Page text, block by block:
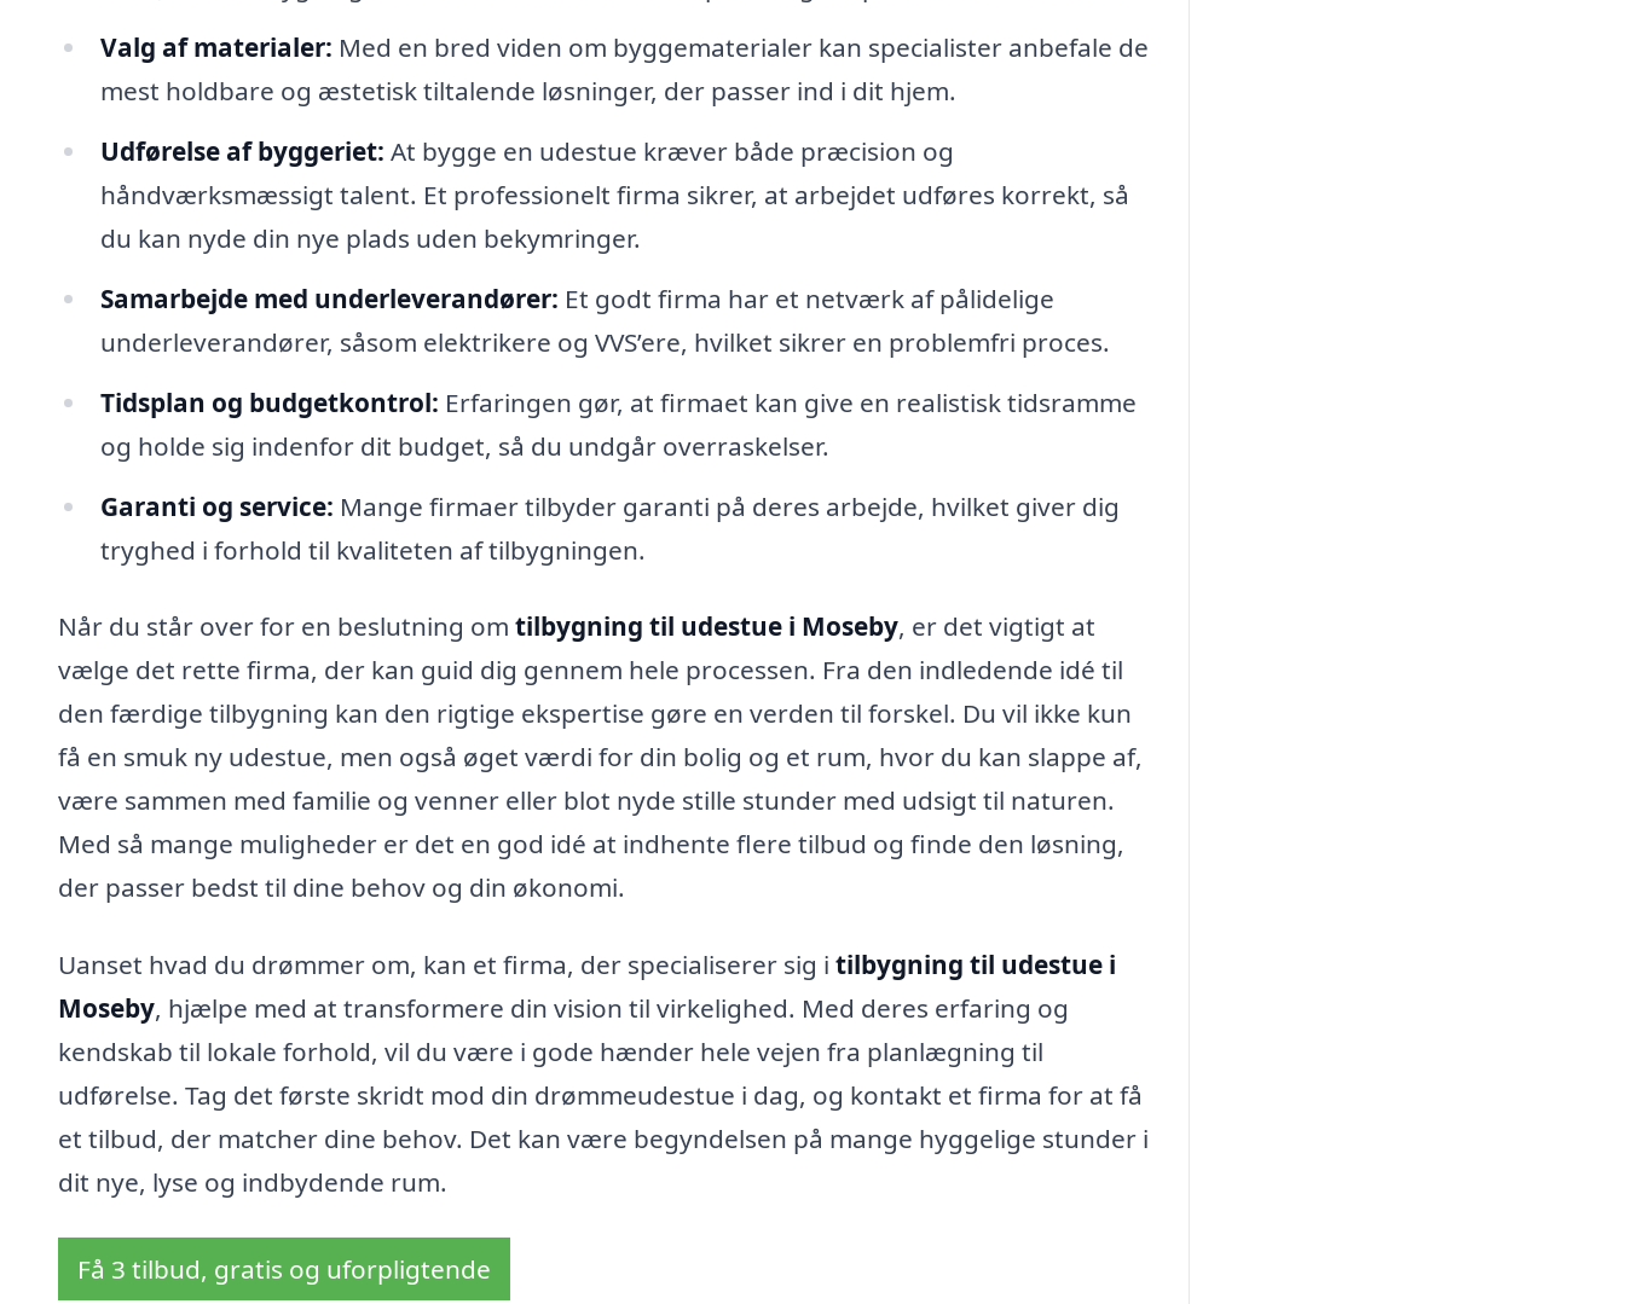
Valg af materialer: Med en bred viden om byggematerialer kan specialister anbefale de
mest holdbare og æstetisk tiltalende løsninger, der passer ind i dit hjem.
Udførelse af byggeriet: At bygge en udestue kræver både præcision og
håndværksmæssigt talent. Et professionelt firma sikrer, at arbejdet udføres korrekt, så
du kan nyde din nye plads uden bekymringer.
Samarbejde med underleverandører: Et godt firma har et netværk af pålidelige
underleverandører, såsom elektrikere og VVS’ere, hvilket sikrer en problemfri proces.
Tidsplan og budgetkontrol: Erfaringen gør, at firmaet kan give en realistisk tidsramme
og holde sig indenfor dit budget, så du undgår overraskelser.
Garanti og service: Mange firmaer tilbyder garanti på deres arbejde, hvilket giver dig
tryghed i forhold til kvaliteten af tilbygningen.
Når du står over for en beslutning om tilbygning til udestue i Moseby, er det vigtigt at
vælge det rette firma, der kan guid dig gennem hele processen. Fra den indledende idé til
den færdige tilbygning kan den rigtige ekspertise gøre en verden til forskel. Du vil ikke kun
få en smuk ny udestue, men også øget værdi for din bolig og et rum, hvor du kan slappe af,
være sammen med familie og venner eller blot nyde stille stunder med udsigt til naturen.
Med så mange muligheder er det en god idé at indhente flere tilbud og finde den løsning,
der passer bedst til dine behov og din økonomi.
Uanset hvad du drømmer om, kan et firma, der specialiserer sig i tilbygning til udestue i
Moseby, hjælpe med at transformere din vision til virkelighed. Med deres erfaring og
kendskab til lokale forhold, vil du være i gode hænder hele vejen fra planlægning til
udførelse. Tag det første skridt mod din drømmeudestue i dag, og kontakt et firma for at få
et tilbud, der matcher dine behov. Det kan være begyndelsen på mange hyggelige stunder i
dit nye, lyse og indbydende rum.
Få 3 tilbud, gratis og uforpligtende